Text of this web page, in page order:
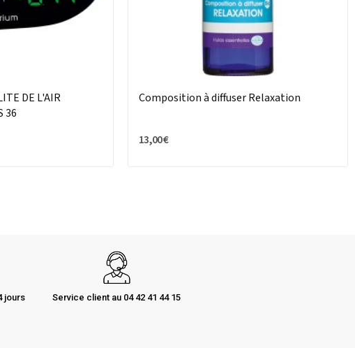
DE L'AIR
36
Composition à diffuser Relaxation
13,00 €
jours Service client au 04 42 41 44 15